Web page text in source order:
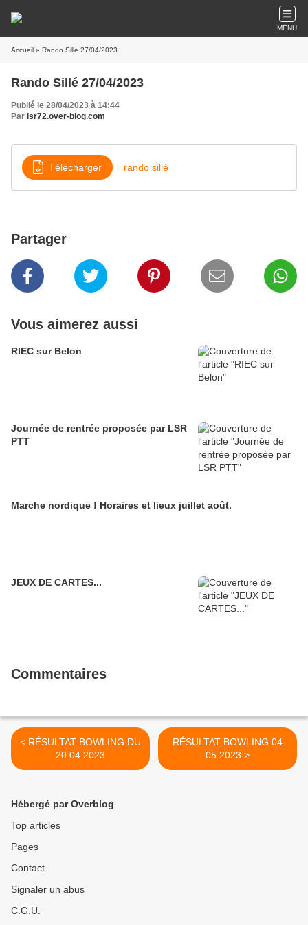
MENU
Accueil » Rando Sillé 27/04/2023
Rando Sillé 27/04/2023
Publié le 28/04/2023 à 14:44
Par lsr72.over-blog.com
Télécharger rando sillé
Partager
Vous aimerez aussi
RIEC sur Belon
Journée de rentrée proposée par LSR
PTT
Marche nordique ! Horaires et lieux juillet août.
JEUX DE CARTES...
Commentaires
< RÉSULTAT BOWLING DU
20 04 2023
RÉSULTAT BOWLING 04
05 2023 >
Hébergé par Overblog
Top articles
Pages
Contact
Signaler un abus
C.G.U.